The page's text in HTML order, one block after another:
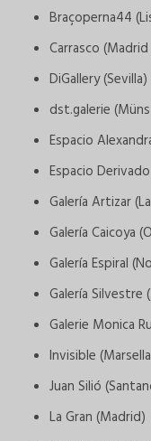
Braçoperna44
Carrasco
DiGallery (Sevilla)
dst.galerie
Espacio
Espacio
Galería Artizar
Galería Caicoya
Galería Espiral
Galería Silvestre
Galerie Monica
Invisible
Juan Silió
La Gran (Madrid)